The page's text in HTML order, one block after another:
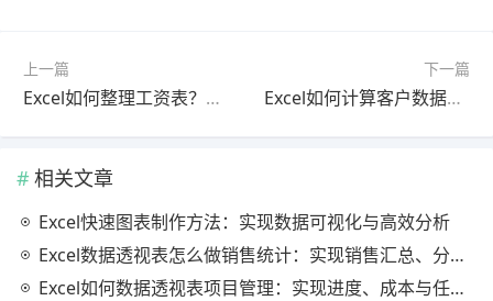
上一篇
Excel如何整理工资表？完整操作方法与高效薪资管理技巧详解
下一篇
Excel如何计算客户数据？完整方法与客户分析统计技巧详解
相关文章
Excel快速图表制作方法：实现数据可视化与高效分析
Excel数据透视表怎么做销售统计：实现销售汇总、分析与动态监控
Excel如何数据透视表项目管理：实现进度、成本与任务的高效分析